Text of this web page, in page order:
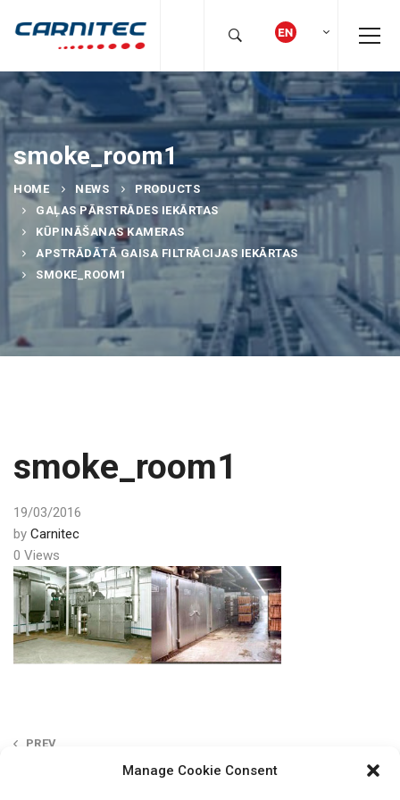
Manage Cookie Consent
smoke_room1
HOME NEWS
PRODUCTS
GAĻAS PĀRSTRĀDES IEKĀRTAS
KŪPINĀŠANAS KAMERAS
APSTRĀDĀTĀ GAISA FILTRĀCIJAS IEKĀRTAS
SMOKE_ROOM1
smoke_room1
19/03/2016
by Carnitec
0 Views
Post
PREV
Apstrādātā gaisa